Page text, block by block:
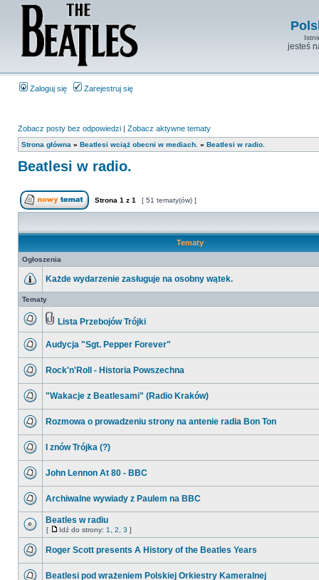
jesteś
Zaloguj się Zarejestruj się
Zobacz posty bez odpowiedzi | Zobacz aktywne tematy
Strona główna » Beatlesi wciąż obecni w mediach. » Beatlesi w radio.
Beatlesi w radio.
Strona 1 z 1 [ 51 tematy(ów) ]
Tematy
Ogłoszenia
Każde wydarzenie zasługuje na osobny wątek.
Tematy
Lista Przebojów Trójki
Audycja "Sgt. Pepper Forever"
Rock'n'Roll - Historia Powszechna
"Wakacje z Beatlesami" (Radio Kraków)
Rozmowa o prowadzeniu strony na antenie radia Bon Ton
I znów Trójka (?)
John Lennon At 80 - BBC
Archiwalne wywiady z Paulem na BBC
Beatles w radiu
[ Idź do strony: 1 2 3 ]
Roger Scott presents A History of the Beatles Years
Beatlesi pod wrażeniem Polskiej Orkiestry Kameralnej